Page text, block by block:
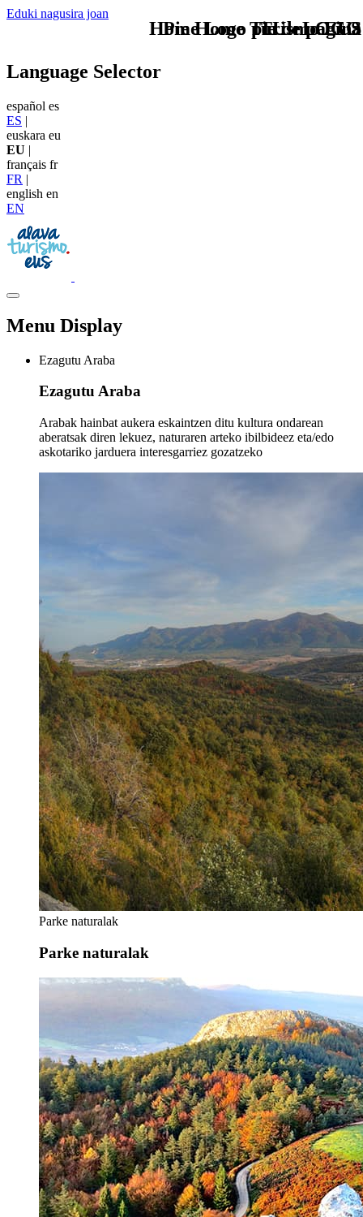
Eduki nagusira joan
TU - LOGO
Language Selector
español es
ES |
euskara eu
EU |
français fr
FR |
english en
EN
Menu Display
Ezagutu Araba
Ezagutu Araba
Arabak hainbat aukera eskaintzen ditu kultura ondarean
aberatsak diren lekuez, naturaren arteko ibilbideez eta/edo
askotariko jarduera interesgarriez gozatzeko
Parke naturalak
Parke naturalak
Home Logo pie de página
Pie Home Turismo EUS